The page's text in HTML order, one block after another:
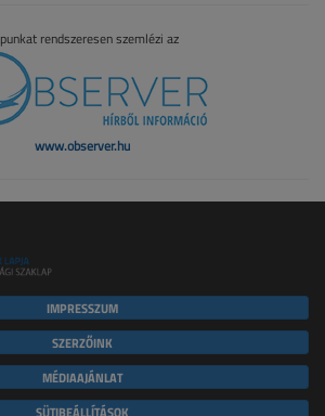
rendszeresen szemlézi az
www.observer.hu
IMPRESSZUM
SZERZŐINK
MÉDIAAJÁNLAT
SÜTIBEÁLLÍTÁSOK